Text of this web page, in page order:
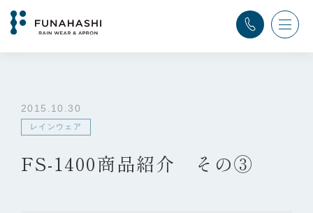
TOP FS-1400商品紹介 その③
2015.10.30
レインウェア
FS-1400商品紹介 その③